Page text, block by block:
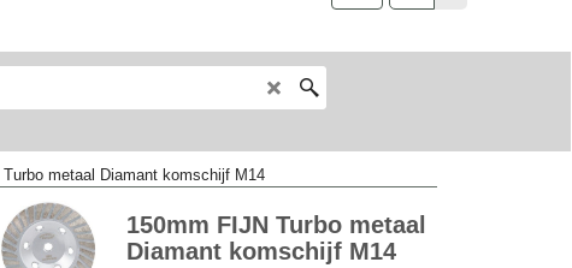
metaal Diamant komschijf M14
150mm FIJN Turbo metaal
Diamant komschijf M14